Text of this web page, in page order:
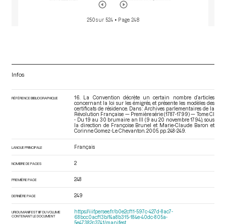
250 sur 524 • Page 248
Infos
RÉFÉRENCE BIBLIOGRAPHIQUE
16. La Convention décrète un certain nombre d’articles
concernant la loi sur les émigrés, et présente les modèles des
certificats de résidence. Dans : Archives parlementaires de la
Révolution Française — Première série (1787-1799) — Tome CI
- Du 19 au 30 brumaire an III (9 au 20 novembre 1794) , sous
la direction de Françoise Brunel et Marie-Claude Baron et
Corinne Gomez-Le Chevanton. 2005. pp. 248-249.
LANGUE PRINCIPALE Français
NOMBRE DE PAGES 2
PREMIÈRE PAGE 248
DERNIÈRE PAGE 249
URI DU MANIFEST IIIF DU VOLUME
CONTENANT LE DOCUMENT
https://iiif.persee.fr/b0e2cf11-597c-427d-8ac7-
68bcc0acf13b/f4a8b315-184e-40dc-805a-
5e47382c3741/manifest